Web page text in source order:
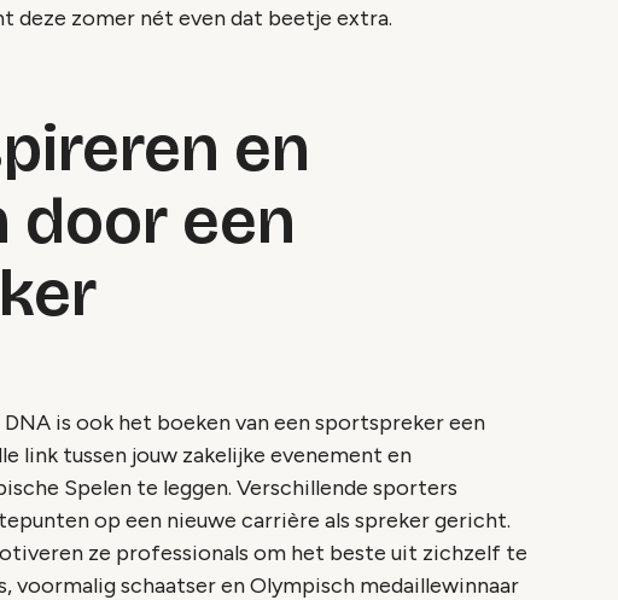
deze zomer nét even dat beetje extra.
en
door een
is ook het boeken van een sportspreker een
link tussen jouw zakelijke evenement en
Spelen te leggen. Verschillende sporters
op een nieuwe carrière als spreker gericht.
ze professionals om het beste uit zichzelf te
voormalig schaatser en Olympisch medaillewinnaar